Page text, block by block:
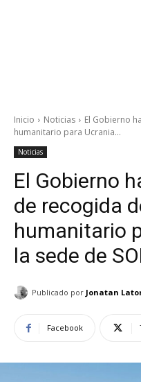
Inicio Noticias
El Gobierno
humanitario para Ucrania...
Noticias
El Gobierno
de recogida
humanitario
la sede de
Publicado por Jonatan
Facebook